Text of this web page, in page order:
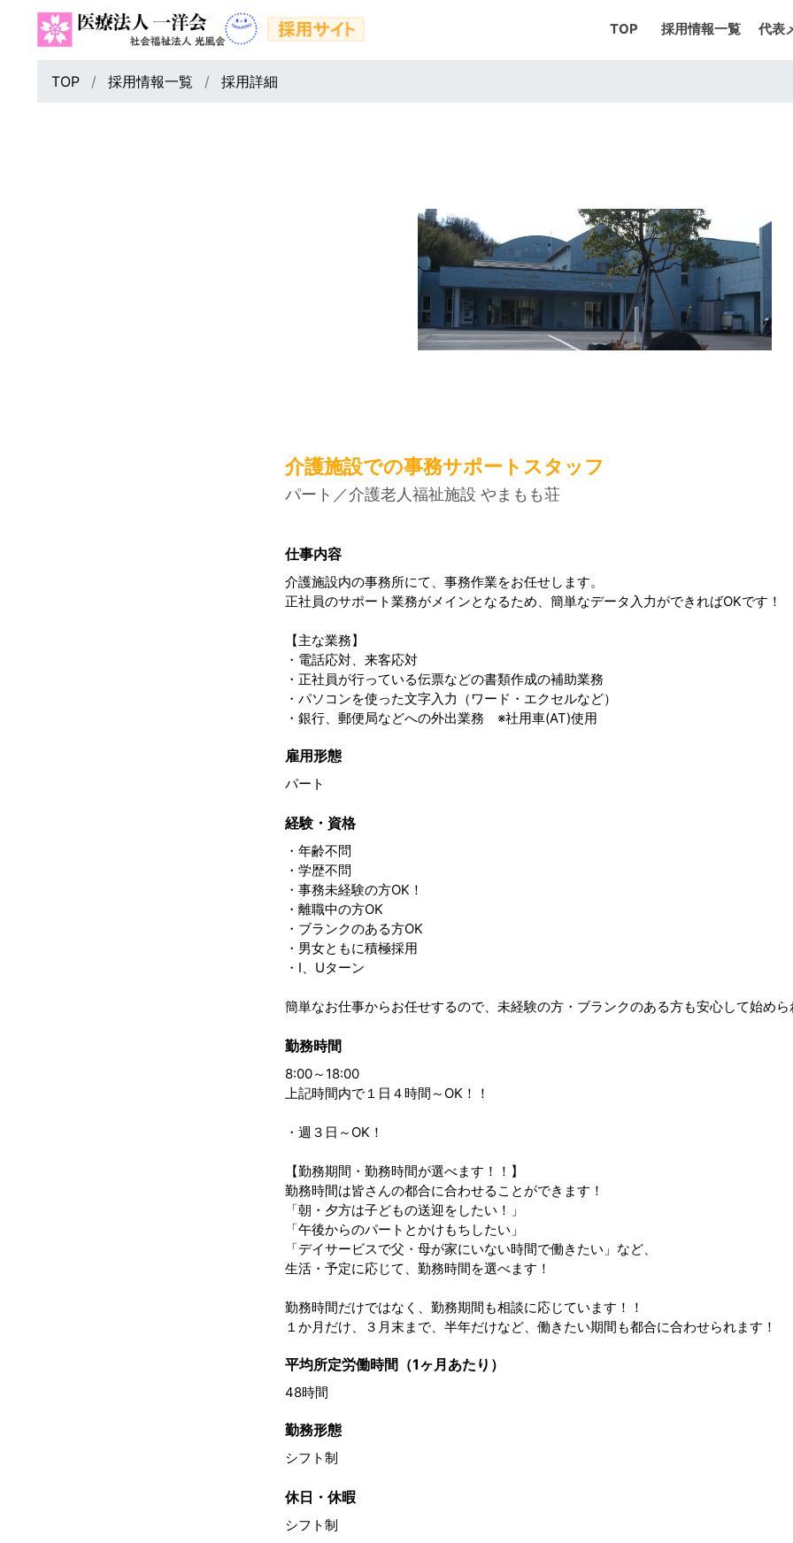
TOP 採用情報一覧 代表
TOP 採用情報一覧 採用詳細
介護施設での事務サポートスタッフ
パート ／介護老人福祉施設 やまもも荘
仕事内容
介護施設内の事務所にて、事務作業をお任せします。
正社員のサポート業務がメインとなるため、簡単なデータ入力ができればOKです！
【主な業務】
・電話応対、来客応対
・正社員が行っている伝票などの書類作成の補助業務
・パソコンを使った文字入力（ワード・エクセルなど）
・銀行、郵便局などへの外出業務 ※社用車(AT)使用
雇用形態
パート
経験・資格
・年齢不問
・学歴不問
・事務未経験の方OK！
・離職中の方OK
・ブランクのある方OK
・男女ともに積極採用
・I、Uターン
簡単なお仕事からお任せするので、未経験の方・ブランクのある方も安心して始め
勤務時間
8:00～18:00
上記時間内で１日４時間～OK！！
・週３日～OK！
【勤務期間・勤務時間が選べます！！】
勤務時間は皆さんの都合に合わせることができます！
「朝・夕方は子どもの送迎をしたい！」
「午後からのパートとかけもちしたい」
「デイサービスで父・母が家にいない時間で働きたい」など、
生活・予定に応じて、勤務時間を選べます！
勤務時間だけではなく、勤務期間も相談に応じています！！
１か月だけ、３月末まで、半年だけなど、働きたい期間も都合に合わせられます！
平均所定労働時間（1ヶ月あたり）
48時間
勤務形態
シフト制
休日・休暇
シフト制